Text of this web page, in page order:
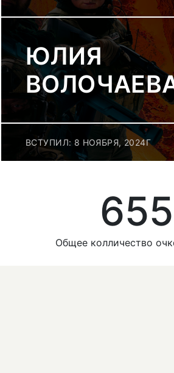
ЮЛИЯ
ВСТУПИЛ: 8 НОЯБРЯ, 2024Г
655
Общее колличество